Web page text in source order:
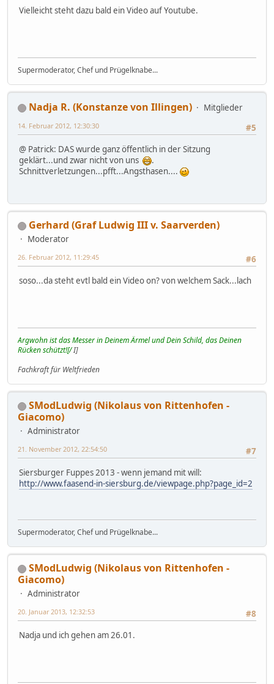
Vielleicht steht dazu bald ein Video auf Youtube.
Supermoderator, Chef und Prügelknabe...
Nadja R. (Konstanze von Illingen)
Mitglieder
#5
14. Februar 2012, 12:30:30
@ Patrick: DAS wurde ganz öffentlich in der Sitzung
geklärt...und zwar nicht von uns
.
Schnittverletzungen...pfft...Angsthasen....
Gerhard (Graf Ludwig III v. Saarverden)
Moderator
#6
26. Februar 2012, 11:29:45
soso...da steht evtl bald ein Video on? von welchem Sack...lach
Argwohn ist das Messer in Deinem Ärmel und Dein Schild, das Deinen
Rücken schützt![/I]
Fachkraft für Weltfrieden
SModLudwig (Nikolaus von Rittenhofen -
Giacomo)
Administrator
#7
21. November 2012, 22:54:50
Siersburger Fuppes 2013 - wenn jemand mit will:
http://www.faasend-in-siersburg.de/viewpage.php?page_id=2
Supermoderator, Chef und Prügelknabe...
SModLudwig (Nikolaus von Rittenhofen -
Giacomo)
Administrator
#8
20. Januar 2013, 12:32:53
Nadja und ich gehen am 26.01.